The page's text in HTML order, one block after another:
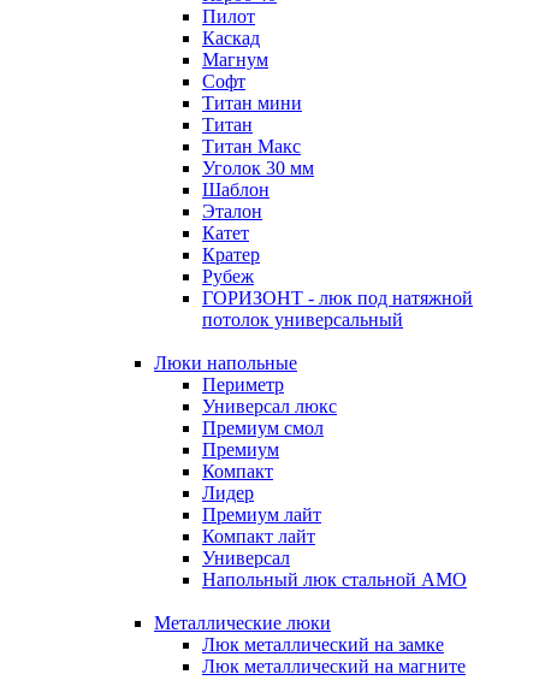
Пилот
Каскад
Магнум
Софт
Титан мини
Титан
Титан Макс
Уголок 30 мм
Шаблон
Эталон
Катет
Кратер
Рубеж
ГОРИЗОНТ - люк под натяжной
потолок универсальный
Люки напольные
Периметр
Универсал люкс
Премиум смол
Премиум
Компакт
Лидер
Премиум лайт
Компакт лайт
Универсал
Напольный люк стальной АМО
Металлические люки
Люк металлический на замке
Люк металлический на магните